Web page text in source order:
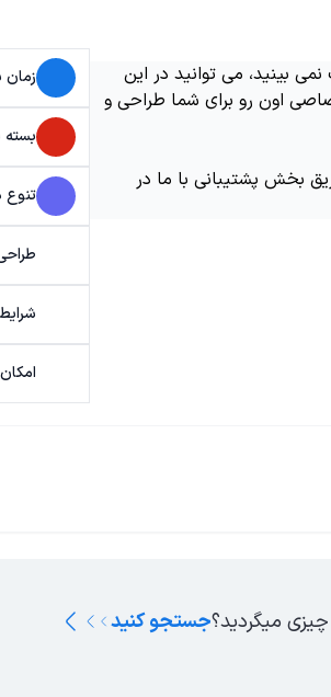
بینید، می توانید در این
اون رو برای شما طراحی و
بخش پشتیبانی با ما در
تنوع
میگردید؟جستجو کنید